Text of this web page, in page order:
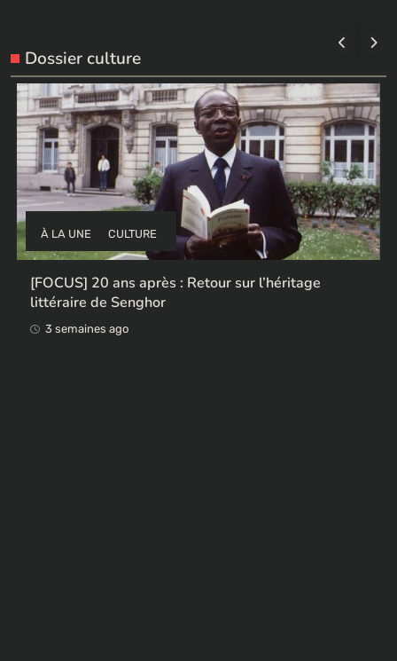
Dossier culture
À LA UNE CULTURE
Ces ex-colonisateurs européens qui rendent des
œuvres africaines pillées